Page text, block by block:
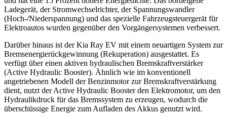
Ladegerät, der Stromwechselrichter, der Spannungswandler
(Hoch-/Niederspannung) und das spezielle Fahrzeugsteuergerät für
Elektroautos wurden gegenüber den Vorgängersystemen verbessert.
Darüber hinaus ist der Kia Ray EV mit einem neuartigen System zur
Bremsenergierückgewinnung (Rekuperation) ausgestattet. Es
verfügt über einen aktiven hydraulischen Bremskraftverstärker
(Active Hydraulic Booster). Ähnlich wie im konventionell
angetriebenen Modell der Benzinmotor zur Bremskraftverstärkung
dient, nutzt der Active Hydraulic Booster den Elektromotor, um den
Hydraulikdruck für das Bremssystem zu erzeugen, wodurch die
überschüssige Energie zum Aufladen des Akkus genutzt wird.